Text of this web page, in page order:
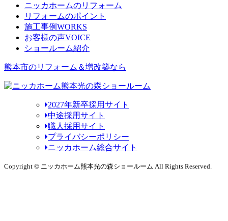
ニッカホームのリフォーム
リフォームのポイント
施工事例WORKS
お客様の声VOICE
ショールーム紹介
熊本市のリフォーム＆増改築なら
2027年新卒採用サイト
中途採用サイト
職人採用サイト
プライバシーポリシー
ニッカホーム総合サイト
Copyright © ニッカホーム熊本光の森ショールーム All Rights Reserved.